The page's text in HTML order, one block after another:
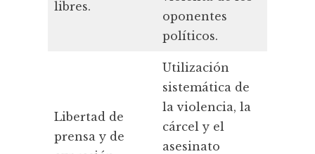
libres.
oponentes
políticos.
Libertad de
prensa y de
Utilización
sistemática de
la violencia, la
cárcel y el
asesinato